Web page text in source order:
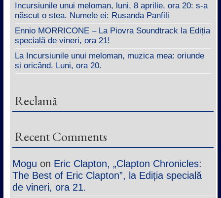
Incursiunile unui meloman, luni, 8 aprilie, ora 20: s-a
născut o stea. Numele ei: Rusanda Panfili
Ennio MORRICONE – La Piovra Soundtrack la Ediția
specială de vineri, ora 21!
La Incursiunile unui meloman, muzica mea: oriunde
și oricând. Luni, ora 20.
Reclamă
Recent Comments
Mogu on Eric Clapton, „Clapton Chronicles:
The Best of Eric Clapton”, la Ediția specială
de vineri, ora 21.